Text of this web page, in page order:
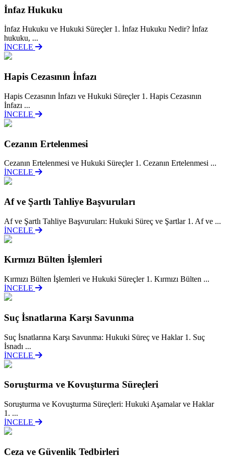
İnfaz Hukuku
İnfaz Hukuku ve Hukuki Süreçler 1. İnfaz Hukuku Nedir? İnfaz
hukuku, ...
İNCELE
Hapis Cezasının İnfazı
Hapis Cezasının İnfazı ve Hukuki Süreçler 1. Hapis Cezasının
İnfazı ...
İNCELE
Cezanın Ertelenmesi
Cezanın Ertelenmesi ve Hukuki Süreçler 1. Cezanın Ertelenmesi ...
İNCELE
Af ve Şartlı Tahliye Başvuruları
Af ve Şartlı Tahliye Başvuruları: Hukuki Süreç ve Şartlar 1. Af ve ...
İNCELE
Kırmızı Bülten İşlemleri
Kırmızı Bülten İşlemleri ve Hukuki Süreçler 1. Kırmızı Bülten ...
İNCELE
Suç İsnatlarına Karşı Savunma
Suç İsnatlarına Karşı Savunma: Hukuki Süreç ve Haklar 1. Suç
İsnadı ...
İNCELE
Soruşturma ve Kovuşturma Süreçleri
Soruşturma ve Kovuşturma Süreçleri: Hukuki Aşamalar ve Haklar
1. ...
İNCELE
Ceza ve Güvenlik Tedbirleri